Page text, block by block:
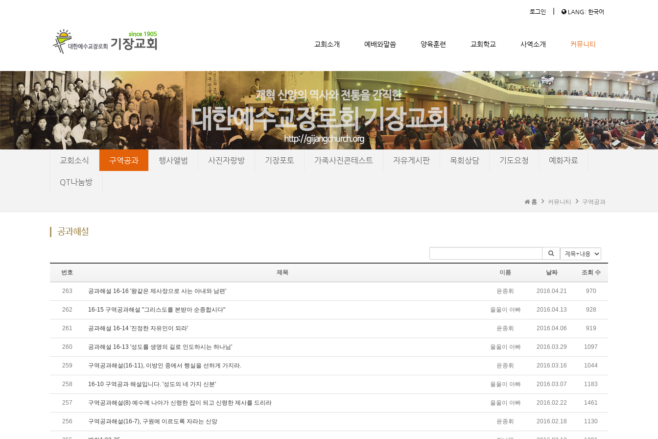
로그인 | LANG: 한국어
교회소개 예배와말씀 양육훈련 교회학교 사역소개 커뮤니티
메뉴 건너뛰기
교회소식 구역공과 행사앨범 사진자랑방 기장포토 가족사진콘테스트 자유게시판 목회상담 기도요청 예화자료
QT나눔방
홈 커뮤니티 구역공과
공과해설
번호 제목 이름 날짜 조회 수
263 공과해설 16-16 '왕같은 제사장으로 사는 아내와 남편' 윤종휘 2016.04.21 970
262 16-15 구역공과해설 "그리스도를 본받아 순종합시다" 울울이 아빠 2016.04.13 928
261 공과해설 16-14 '진정한 자유인이 되라' 윤종휘 2016.04.06 919
260 공과해설 16-13 '성도를 생명의 길로 인도하시는 하나님' 울울이 아빠 2016.03.29 1097
259 구역공과해설(16-11), 이방인 중에서 행실을 선하게 가지라. 윤종휘 2016.03.16 1044
258 16-10 구역공과 해설입니다. '성도의 네 가지 신분' 울울이 아빠 2016.03.07 1183
257 구역공과해설(8) 예수께 나아가 신령한 집이 되고 신령한 제사를 드리라 울울이 아빠 2016.02.22 1461
256 구역공과해설(16-7), 구원에 이르도록 자라는 신앙 윤종휘 2016.02.18 1130